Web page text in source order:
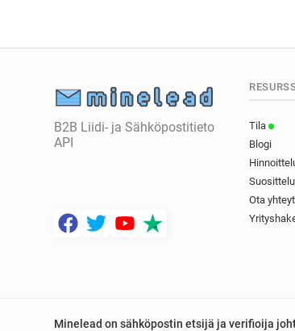
B2B Liidi- ja Sähköpostitieto
API
Tila
Blogi
Ota
Minelead on sähköpostin etsijä ja verifioija